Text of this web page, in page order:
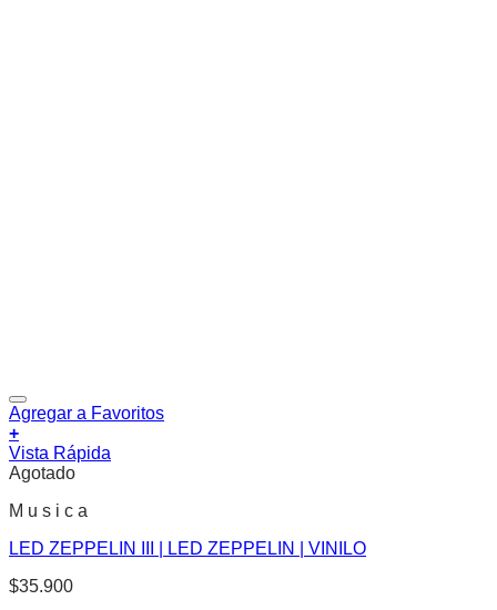
Agregar a Favoritos
+
Vista Rápida
Agotado
M u s i c a
LED ZEPPELIN III | LED ZEPPELIN | VINILO
$35.900